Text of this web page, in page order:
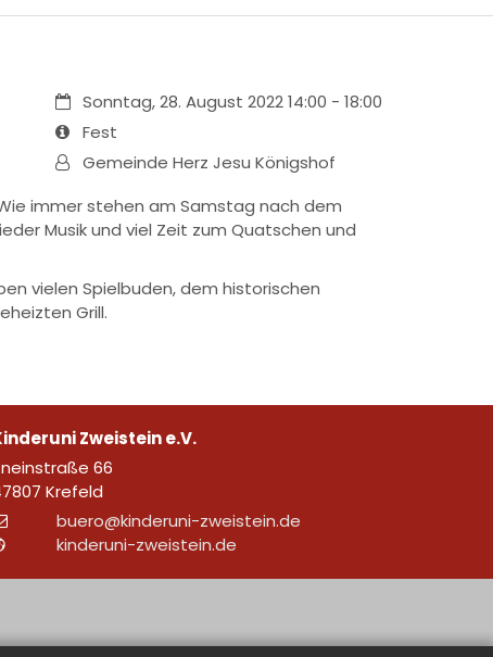
Datum:Sonntag, 28. August 2022 14:00 - 18:00
Art bzw. Nummer:
Fest
Von:Gemeinde Herz Jesu Königshof
immer stehen am Samstag nach dem
Musik und viel Zeit zum Quatschen und
vielen Spielbuden, dem historischen
Grill.
Zweistein e.V.
66
Krefeld
buero@kinderuni-zweistein.de
kinderuni-zweistein.de